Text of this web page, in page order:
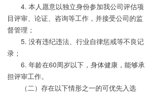
4. 本人愿意以独立身份参加我公司评估项
目评审、论证、咨询等工作，并接受公司的监
督管理；
5. 没有违纪违法、行业自律惩戒等不良记
录；
6. 年龄在60周岁以下，身体健康，能够承
担评审工作。
（二）存在以下情形之一的可优先入选